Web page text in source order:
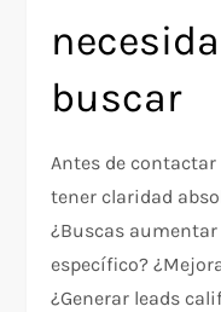
buscar
Antes de
tener claridad
¿Buscas
específico?
¿Generar leads